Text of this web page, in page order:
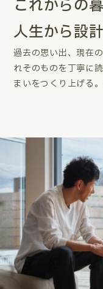
これからの
人生から設計
過去の思い出、現在
れそのものを丁寧に
まいをつくり上げる。